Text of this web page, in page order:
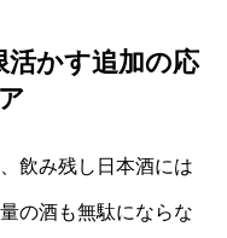
活かす追加の応
飲み残し日本酒には
の酒も無駄にならな